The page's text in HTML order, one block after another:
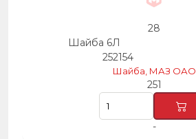
28
Шайба 6Л
252154
Шайба, МАЗ ОАО
251
-